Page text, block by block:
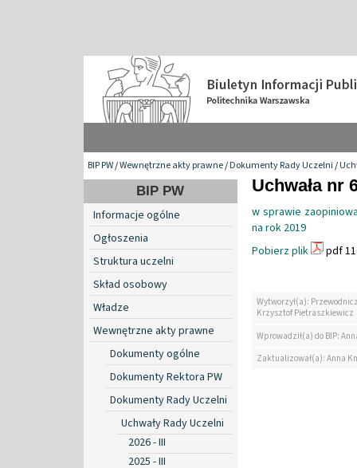
BIP PW/Wewnętrzne akty prawne/Dokumenty Rady Uczelni/
BIP PW
Informacje ogólne
Ogłoszenia
Struktura uczelni
Skład osobowy
Władze
Wewnętrzne akty prawne
Dokumenty ogólne
Dokumenty Rektora PW
Dokumenty Rady Uczelni
Uchwały Rady Uczelni
2026 - III
2025 - III
Uchwała nr
w sprawie
na rok 2019
Pobierz plik
pdf
Wytworzył(a):
Krzysztof Pietraszkiewicz
Wprowadził(a) do BIP:
Zaktualizował(a): Anna